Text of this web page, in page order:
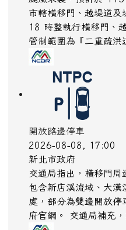
市轄橫移門、越堤道及
18 時整執行橫移門、
管制範圍為『二重疏
開放路邊停車
2026-08-08, 17:00
新北市政府
交通局指出，橫移門周
包含新店溪流域、大漢
處，部分為雙邊開放停
府官網。 交通局補充